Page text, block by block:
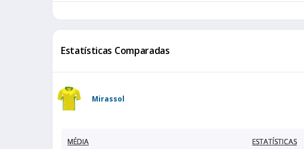
Estatísticas Comparadas
Mirassol
MÉDIA ESTATÍSTICAS